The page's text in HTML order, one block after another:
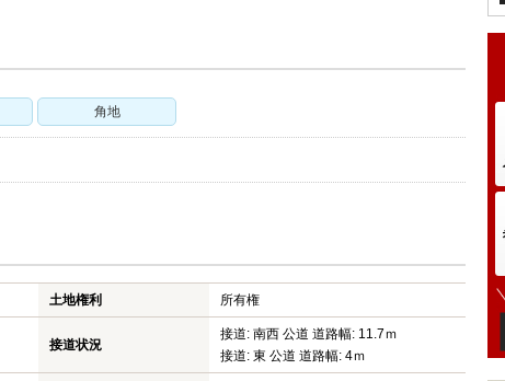
角地
土地権利 所有権
接道状況
接道: 南西 公道 道路幅: 11.7ｍ
接道: 東 公道 道路幅: 4ｍ